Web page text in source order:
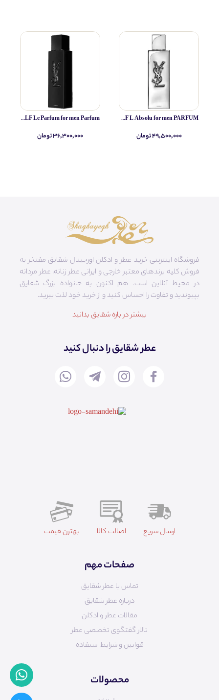
Yves Saint Laurent MYSLF L Absolu for men PARFUM
۴۹,۵۰۰,۰۰۰ تومان
Yves Saint Laurent MYSLF Le Parfum for men Parfum
۳۶,۳۰۰,۰۰۰ تومان
فروشگاه اینترنتی خرید عطر و ادکلن اورجینال شقایق مفتخر به
فروش کلیه برندهای معتبر خارجی و ایرانی عطر زنانه، عطر مردانه
در محیط آنلاین است. هم‌ اکنون به خانواده بزرگ شقایق
بپیوندید و تفاوت را احساس کنید و از خرید خود لذت ببرید.
بیشتر در باره شقایق بدانید
عطر شقایق را دنبال کنید
ارسال سریع اصالت کالا بهترن قیمت
صفحات مهم
تماس با عطر شقایق
درباره عطر شقایق
مقالات عطر و ادکلن
تالار گفتگوی تخصصی عطر
قوانین و شرایط استفاده
محصولات